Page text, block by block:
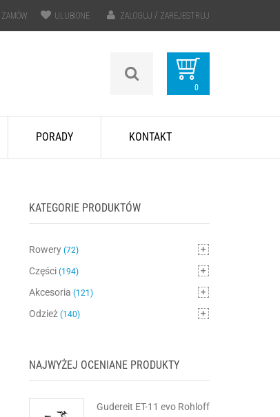
ZAMÓW ULUBIONE ZALOGUJ / ZAREJESTRUJ
0
PORADY KONTAKT
KATEGORIE PRODUKTÓW
Rowery (72)
Części (194)
Akcesoria (121)
Odzież (140)
NAJWYŻEJ OCENIANE PRODUKTY
Gudereit ET-11 evo Rohloff